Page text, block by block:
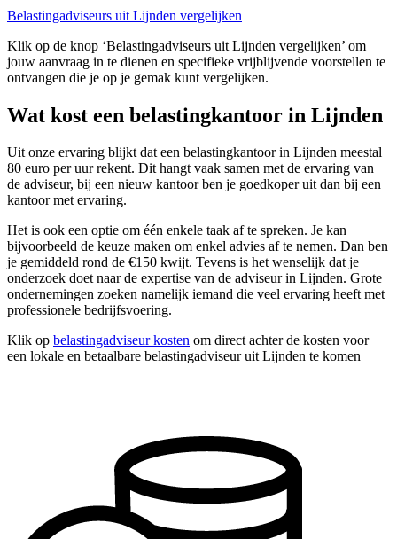
Belastingadviseurs uit Lijnden vergelijken
Klik op de knop ‘Belastingadviseurs uit Lijnden vergelijken’ om
jouw aanvraag in te dienen en specifieke vrijblijvende voorstellen te
ontvangen die je op je gemak kunt vergelijken.
Wat kost een belastingkantoor in Lijnden
Uit onze ervaring blijkt dat een belastingkantoor in Lijnden meestal
80 euro per uur rekent. Dit hangt vaak samen met de ervaring van
de adviseur, bij een nieuw kantoor ben je goedkoper uit dan bij een
kantoor met ervaring.
Het is ook een optie om één enkele taak af te spreken. Je kan
bijvoorbeeld de keuze maken om enkel advies af te nemen. Dan ben
je gemiddeld rond de €150 kwijt. Tevens is het wenselijk dat je
onderzoek doet naar de expertise van de adviseur in Lijnden. Grote
ondernemingen zoeken namelijk iemand die veel ervaring heeft met
professionele bedrijfsvoering.
Klik op belastingadviseur kosten om direct achter de kosten voor
een lokale en betaalbare belastingadviseur uit Lijnden te komen